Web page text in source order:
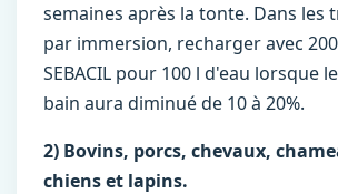
semaines après la tonte. Dans les
par immersion, recharger avec
SEBACIL pour 100 l d'eau lorsque
bain aura diminué de 10 à 20%.
2) Bovins, porcs, chevaux,
chiens et lapins.